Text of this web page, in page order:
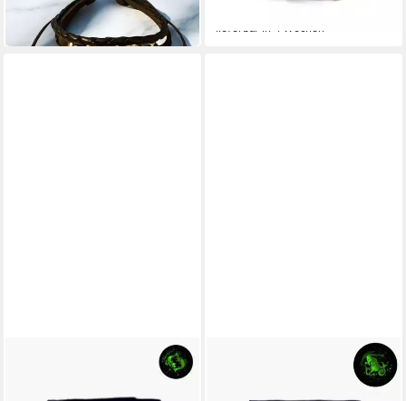
-50%
lieferbar in 4 Wochen